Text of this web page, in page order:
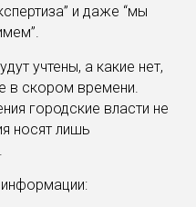
и даже “мы
учтены, а какие нет,
в скором времени.
городские власти не
носят лишь